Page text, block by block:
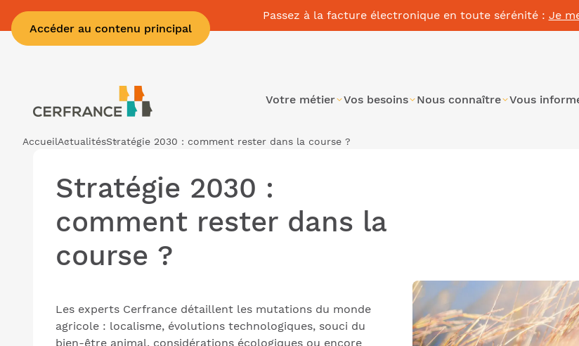
Accéder au contenu principal
Passez à la facture électronique en toute sérénité : Je
Votre métier Vos besoins Nous connaître Vous
AccueilActualitésStratégie 2030 : comment rester dans la course ?
Stratégie 2030 :
comment rester dans la
course ?
Les experts Cerfrance détaillent les mutations du monde
agricole : localisme, évolutions technologiques, souci du
bien-être animal, considérations écologiques ou encore